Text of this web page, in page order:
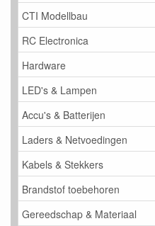
CTI Modellbau
RC Electronica
Hardware
LED's & Lampen
Accu's & Batterijen
Laders & Netvoedingen
Kabels & Stekkers
Brandstof toebehoren
Gereedschap & Materiaal